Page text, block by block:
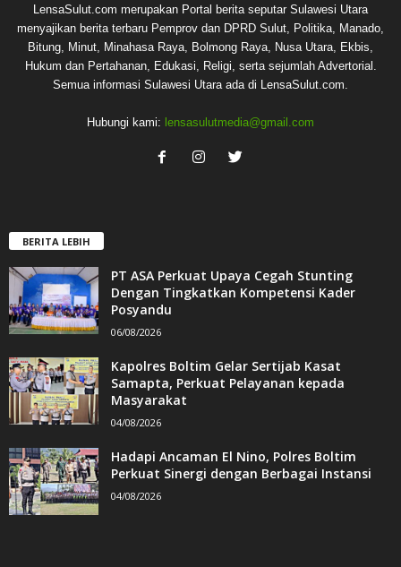
LensaSulut.com merupakan Portal berita seputar Sulawesi Utara
menyajikan berita terbaru Pemprov dan DPRD Sulut, Politika, Manado,
Bitung, Minut, Minahasa Raya, Bolmong Raya, Nusa Utara, Ekbis,
Hukum dan Pertahanan, Edukasi, Religi, serta sejumlah Advertorial.
Semua informasi Sulawesi Utara ada di LensaSulut.com.
Hubungi kami: lensasulutmedia@gmail.com
BERITA LEBIH
PT ASA Perkuat Upaya Cegah Stunting
Dengan Tingkatkan Kompetensi Kader
Posyandu
06/08/2026
Kapolres Boltim Gelar Sertijab Kasat
Samapta, Perkuat Pelayanan kepada
Masyarakat
04/08/2026
Hadapi Ancaman El Nino, Polres Boltim
Perkuat Sinergi dengan Berbagai Instansi
04/08/2026